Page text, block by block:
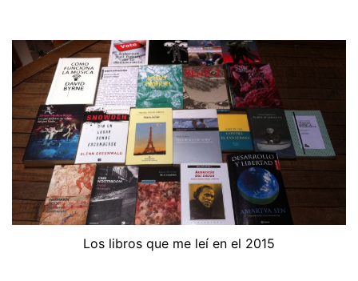
Los libros que me leí en el 2015